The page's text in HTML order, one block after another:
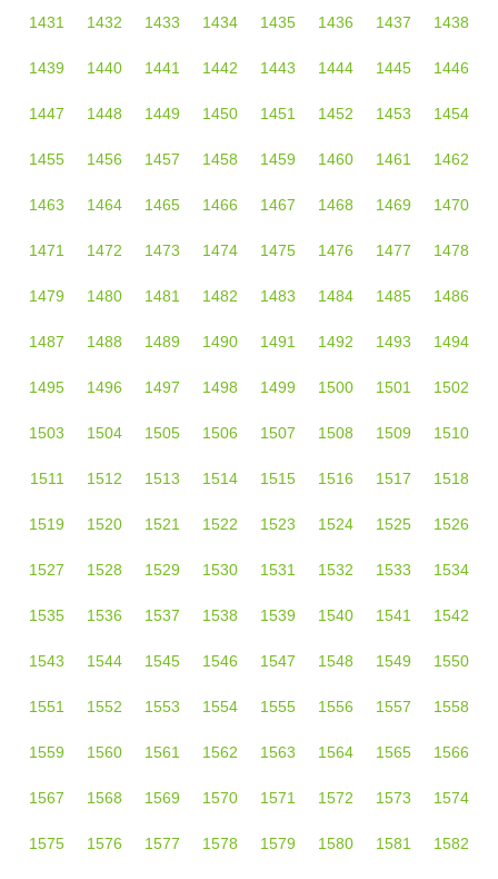
1431 1432 1433 1434 1435 1436 1437 1438
1439 1440 1441 1442 1443 1444 1445 1446
1447 1448 1449 1450 1451 1452 1453 1454
1455 1456 1457 1458 1459 1460 1461 1462
1463 1464 1465 1466 1467 1468 1469 1470
1471 1472 1473 1474 1475 1476 1477 1478
1479 1480 1481 1482 1483 1484 1485 1486
1487 1488 1489 1490 1491 1492 1493 1494
1495 1496 1497 1498 1499 1500 1501 1502
1503 1504 1505 1506 1507 1508 1509 1510
1511 1512 1513 1514 1515 1516 1517 1518
1519 1520 1521 1522 1523 1524 1525 1526
1527 1528 1529 1530 1531 1532 1533 1534
1535 1536 1537 1538 1539 1540 1541 1542
1543 1544 1545 1546 1547 1548 1549 1550
1551 1552 1553 1554 1555 1556 1557 1558
1559 1560 1561 1562 1563 1564 1565 1566
1567 1568 1569 1570 1571 1572 1573 1574
1575 1576 1577 1578 1579 1580 1581 1582